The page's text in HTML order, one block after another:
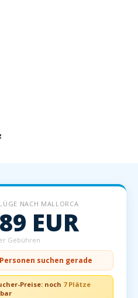
NACH MALLORCA
EUR
Gebühren
suchen gerade
Preise: noch 7 Plätze